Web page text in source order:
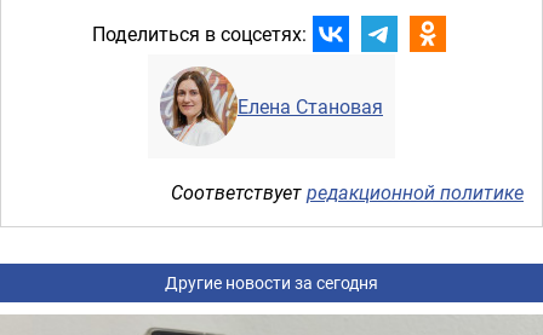
Поделиться в соцсетях:
Елена Становая
Соответствуетредакционной политике
Другие новости за сегодня